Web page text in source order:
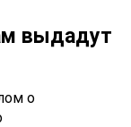
выдадут
о